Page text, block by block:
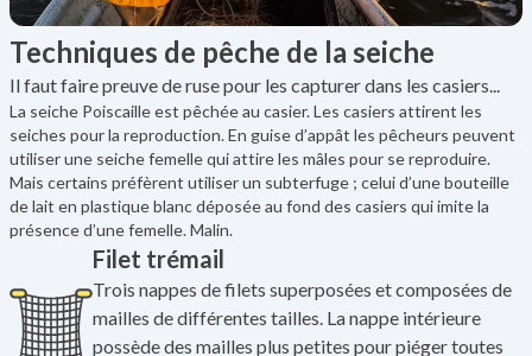
Techniques de pêche de la seiche
Il faut faire preuve de ruse pour les capturer dans les casiers...
La seiche Poiscaille est pêchée au casier. Les casiers attirent les
seiches pour la reproduction. En guise d’appât les pêcheurs peuvent
utiliser une seiche femelle qui attire les mâles pour se reproduire.
Mais certains préfèrent utiliser un subterfuge ; celui d’une bouteille
de lait en plastique blanc déposée au fond des casiers qui imite la
présence d’une femelle. Malin.
Filet trémail
Trois nappes de filets superposées et composées de
mailles de différentes tailles. La nappe intérieure
possède des mailles plus petites pour piéger toutes